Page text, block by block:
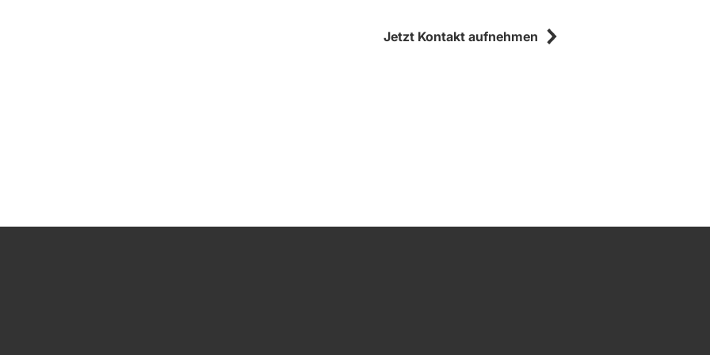
Jetzt Kontakt aufnehmen